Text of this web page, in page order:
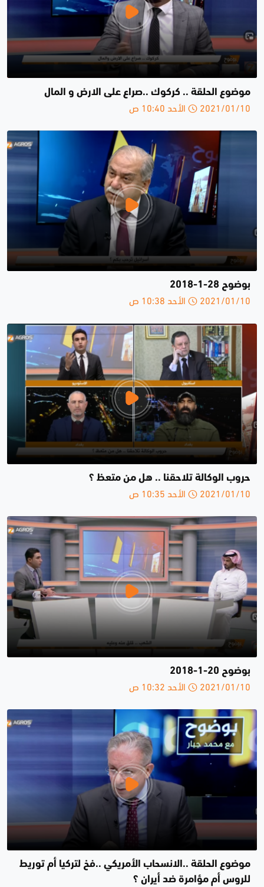
موضوع الحلقة .. كركوك ..صراع على الارض و المال
2021/01/10 الأحد 10:40 ص
بوضوح 28-1-2018
2021/01/10 الأحد 10:38 ص
حروب الوكالة تلاحقنا .. هل من متعظ ؟
2021/01/10 الأحد 10:35 ص
بوضوح 20-1-2018
2021/01/10 الأحد 10:32 ص
موضوع الحلقة ..الانسحاب الأمريكي ..فخ لتركيا أم توريط
للروس أم مؤامرة ضد أيران ؟